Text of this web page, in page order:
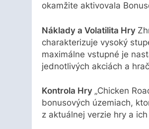
okamžite aktivovala
Náklady a Volatilita Hry
charakterizuje vysoký
maximálne vstupné je
jednotlivých akciách a
Kontrola Hry „Chicken
bonusových územiach,
z aktuálnej verzie hry a